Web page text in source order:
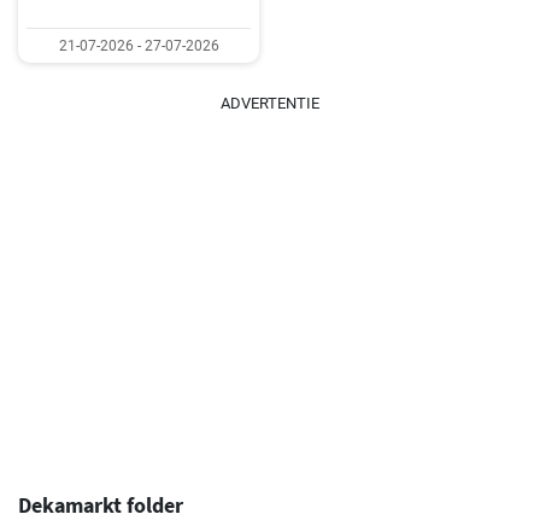
21-07-2026 - 27-07-2026
ADVERTENTIE
Dekamarkt folder